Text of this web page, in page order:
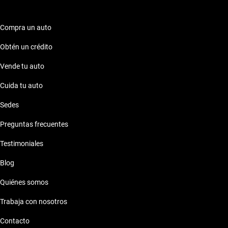
Compra un auto
Obtén un crédito
Vende tu auto
Cuida tu auto
Sedes
Preguntas frecuentes
Testimoniales
Blog
Quiénes somos
Trabaja con nosotros
Contacto